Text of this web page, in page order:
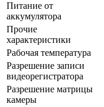
Питание от
аккумулятора
Прочие
характеристики
Рабочая температура
Разрешение записи
видеорегистратора
Разрешение матрицы
камеры